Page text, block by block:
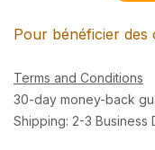
Pour bénéficier des
Terms and Conditions
30-day money-back
Shipping: 2-3 Business